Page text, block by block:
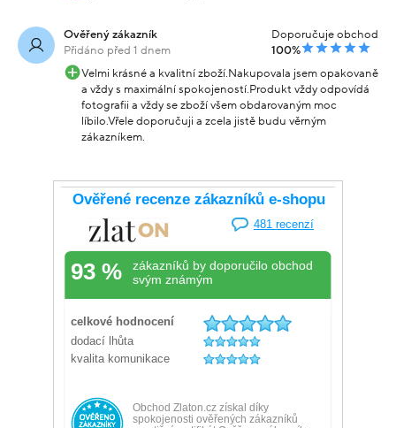
Ověřený zákazník
Přidáno před 1 dnem
Doporučuje obchod
100%
Velmi krásné a kvalitní zboží.Nakupovala jsem opakovaně
a vždy s maximální spokojeností.Produkt vždy odpovídá
fotografii a vždy se zboží všem obdarovaným moc
líbilo.Vřele doporučuji a zcela jistě budu věrným
zákazníkem.